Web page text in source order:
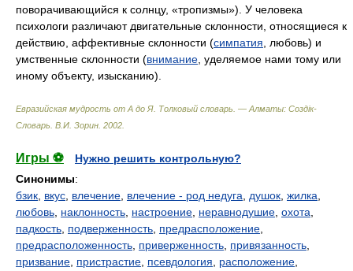
поворачивающийся к солнцу, «тропизмы»). У человека
психологи различают двигательные склонности, относящиеся к
действию, аффективные склонности (симпатия , любовь) и
умственные склонности (внимание , уделяемое нами тому или
иному объекту, изысканию).
Евразийская мудрость от А до Я. Толковый словарь. — Алматы: Создiк-
Словарь В.И. Зорин 2002
Игры ⚽
Нужно решить контрольную?
Синонимы:
бзик вкус влечение влечение - род недуга душок жилка
любовь наклонность настроение неравнодушие охота
падкость подверженность предрасположение
предрасположенность приверженность привязанность
призвание пристрастие псевдология расположение